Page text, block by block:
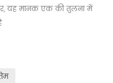
यह मानक एक की तुलना में